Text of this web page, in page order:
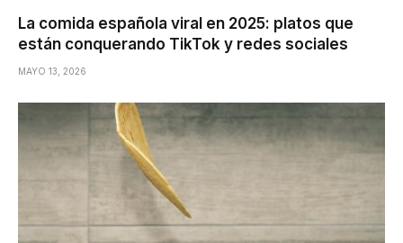
La comida española viral en 2025: platos que
están conquerando TikTok y redes sociales
MAYO 13, 2026